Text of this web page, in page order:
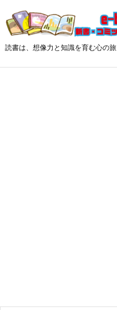
読書は、想像力と知識を育む心の旅